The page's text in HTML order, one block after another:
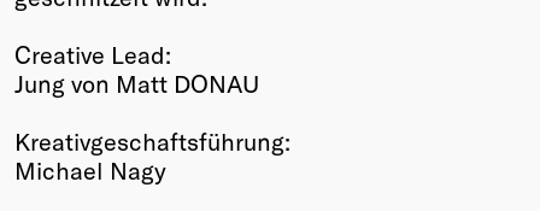
Creative Lead:
Jung von Matt DONAU
Kreativgeschaftsführung:
Michael Nagy